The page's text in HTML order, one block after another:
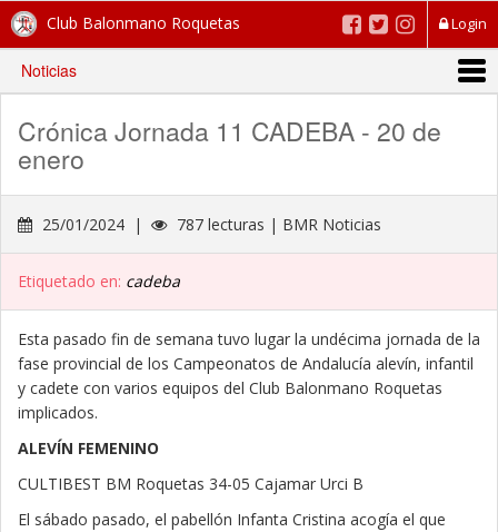
Login
Club Balonmano Roquetas
Noticias
Crónica Jornada 11 CADEBA - 20 de
enero
25/01/2024 | 787 lecturas | BMR Noticias
Etiquetado en: cadeba
Esta pasado fin de semana tuvo lugar la undécima jornada de la
fase provincial de los Campeonatos de Andalucía alevín, infantil
y cadete con varios equipos del Club Balonmano Roquetas
implicados.
ALEVÍN FEMENINO
CULTIBEST BM Roquetas 34-05 Cajamar Urci B
El sábado pasado, el pabellón Infanta Cristina acogía el que